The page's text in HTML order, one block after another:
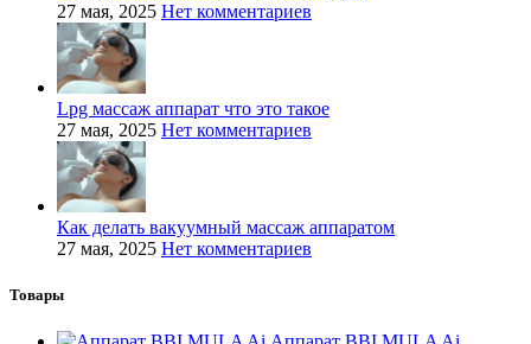
27 мая, 2025 Нет комментариев
Lpg массаж аппарат что это такое
27 мая, 2025 Нет комментариев
Как делать вакуумный массаж аппаратом
27 мая, 2025 Нет комментариев
Товары